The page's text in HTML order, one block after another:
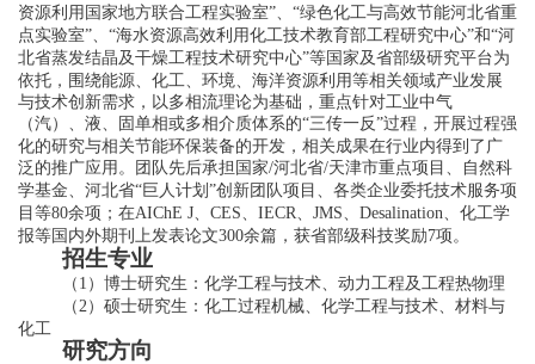
资源利用国家地方联合工程实验室” “绿色化工与高效节能河北省重
点实验室” “海水资源高效利用化工技术教育部工程研究中心”和“河
北省蒸发结晶及干燥工程技术研究中心”等国家及省部级研究平台为
依托，围绕能源、化工、环境、海洋资源利用等相关领域产业发展
与技术创新需求，以多相流理论为基础，重点针对工业中气
（汽）、液、固单相或多相介质体系的“三传一反”过程，开展过程强
化的研究与相关节能环保装备的开发，相关成果在行业内得到了广
泛的推广应用。团队先后承担国家/河北省/天津市重点项目、自然科
学基金、河北省“巨人计划 ”创新团队项目、各类企业委托技术服务项
目等80余项；在AIChE J CES IECR JMS Desalination 、化工学
报等国内外期刊上发表论文300余篇，获省部级科技奖励7项。
招生专业
（ 1 ）博士研究生：化学工程与技术、动力工程及工程热物理
（2）硕士研究生：化工过程机械、化学工程与技术、材料与
化工
研究方向